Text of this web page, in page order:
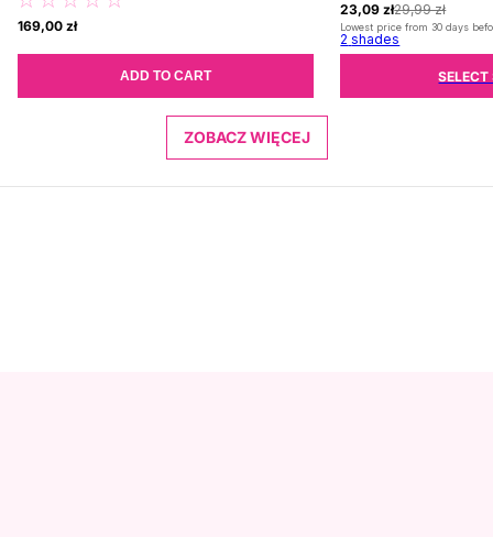
169,00 zł
ADD TO CART
29,99 zł
23,09 zł
Lowest price from 30 days
2 shades
ZOBACZ WIĘCEJ